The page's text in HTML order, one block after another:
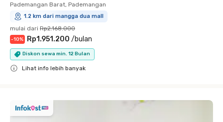
Pademangan Barat, Pademangan
1.2 km dari mangga dua mall
mulai dari Rp2.168.000
-10% Rp1.951.200 /bulan
Diskon sewa min. 12 Bulan
Lihat info lebih banyak